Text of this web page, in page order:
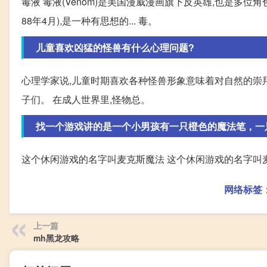
88年4月),是一种有思想的... 毒。
儿童喜欢凶猛的怪兽有什么心理问题?
心理学家说,儿童时期喜欢各种怪兽形象意味着对自然的
子们。 在成人世界里,怪物总。
找一个游戏讲的是一个小男孩有一只橙色的魔法笔，
这个休闲游戏的名字叫麦克斯魔法 这个休闲游戏的名字叫
网络标签
上一篇
mh黑龙攻略